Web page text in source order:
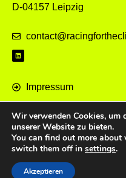
D-04157 Leipzig
Impressum
World eX
© 2026 Racing
Wir verwenden Cookies, um
unserer Website zu bieten.
You can find out more
switch them off in settings.
Akzeptieren